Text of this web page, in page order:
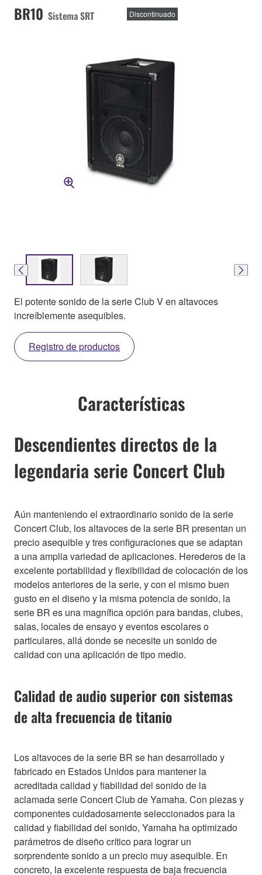
BR10 Sistema SRT Discontinuado
El potente sonido de la serie Club V en altavoces
increíblemente asequibles.
Registro de productos
Características
Descendientes directos de la
legendaria serie Concert Club
Aún manteniendo el extraordinario sonido de la serie
Concert Club, los altavoces de la serie BR presentan un
precio asequible y tres configuraciones que se adaptan
a una amplia variedad de aplicaciones. Herederos de la
excelente portabilidad y flexibilidad de colocación de los
modelos anteriores de la serie, y con el mismo buen
gusto en el diseño y la misma potencia de sonido, la
serie BR es una magnífica opción para bandas, clubes,
salas, locales de ensayo y eventos escolares o
particulares, allá donde se necesite un sonido de
calidad con una aplicación de tipo medio.
Calidad de audio superior con sistemas
de alta frecuencia de titanio
Los altavoces de la serie BR se han desarrollado y
fabricado en Estados Unidos para mantener la
acreditada calidad y fiabilidad del sonido de la
aclamada serie Concert Club de Yamaha. Con piezas y
componentes cuidadosamente seleccionados para la
calidad y fiabilidad del sonido, Yamaha ha optimizado
parámetros de diseño crítico para lograr un
sorprendente sonido a un precio muy asequible. En
concreto, la excelente respuesta de baja frecuencia